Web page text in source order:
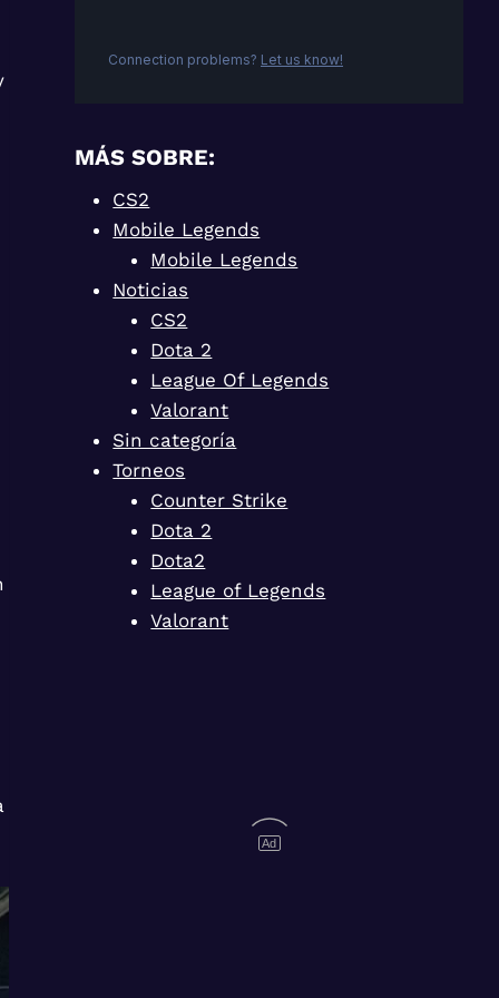
MÁS SOBRE:
CS2
Mobile Legends
Mobile Legends
Noticias
CS2
Dota 2
League Of Legends
Valorant
Sin categoría
Torneos
Counter Strike
Dota 2
Dota2
League of Legends
Valorant
Ad